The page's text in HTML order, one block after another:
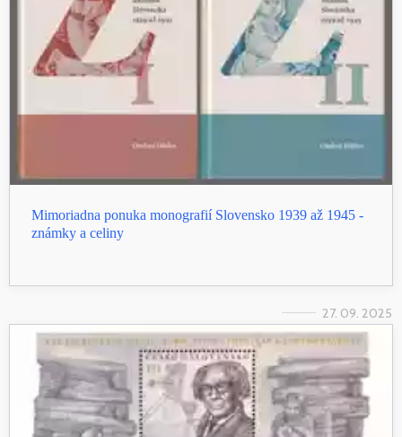
Mimoriadna ponuka monografií Slovensko 1939 až 1945 -
známky a celiny
27. 09. 2025